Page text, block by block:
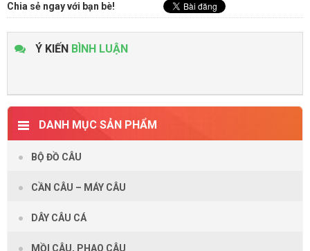
Chia sẻ ngay với bạn bè!
Ý KIẾN BÌNH LUẬN
DANH MỤC SẢN PHẨM
BỘ ĐỒ CÂU
CẦN CÂU – MÁY CÂU
DÂY CÂU CÁ
MỒI CÂU, PHAO CÂU